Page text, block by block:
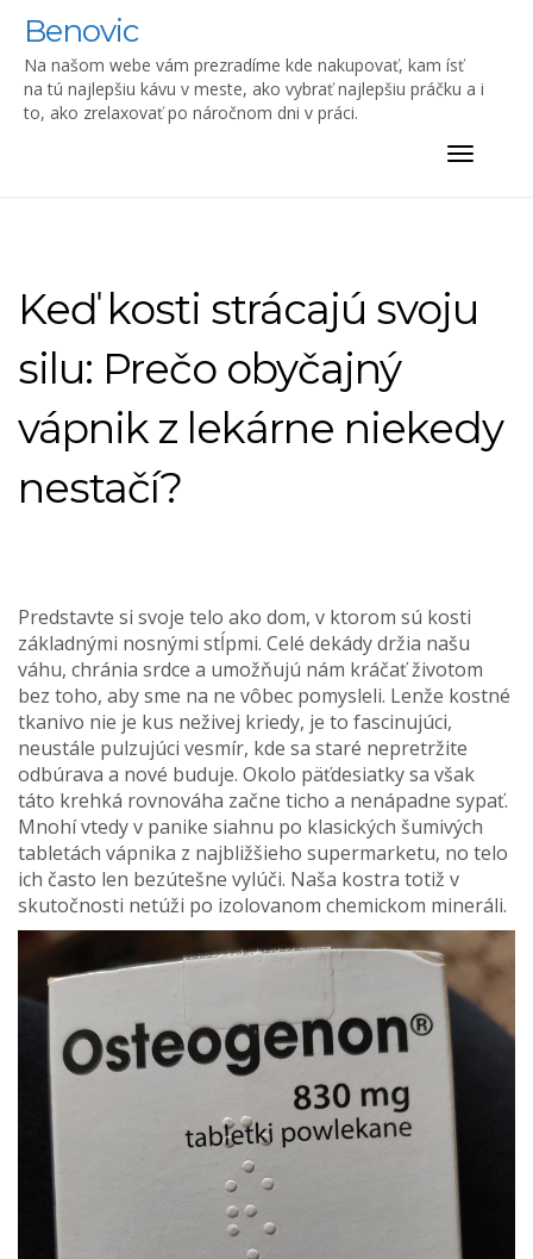
content
Benovic
Na našom webe vám prezradíme kde nakupovať, kam ísť
na tú najlepšiu kávu v meste, ako vybrať najlepšiu práčku a i
to, ako zrelaxovať po náročnom dni v práci.
Toggle
Keď kosti strácajú svoju
silu: Prečo obyčajný
vápnik z lekárne niekedy
nestačí?
Predstavte si svoje telo ako dom, v ktorom sú kosti
základnými nosnými stĺpmi. Celé dekády držia našu
váhu, chránia srdce a umožňujú nám kráčať životom
bez toho, aby sme na ne vôbec pomysleli. Lenže kostné
tkanivo nie je kus neživej kriedy, je to fascinujúci,
neustále pulzujúci vesmír, kde sa staré nepretržite
odbúrava a nové buduje. Okolo päťdesiatky sa však
táto krehká rovnováha začne ticho a nenápadne sypať.
Mnohí vtedy v panike siahnu po klasických šumivých
tabletách vápnika z najbližšieho supermarketu, no telo
ich často len bezútešne vylúči. Naša kostra totiž v
skutočnosti netúži po izolovanom chemickom mineráli.